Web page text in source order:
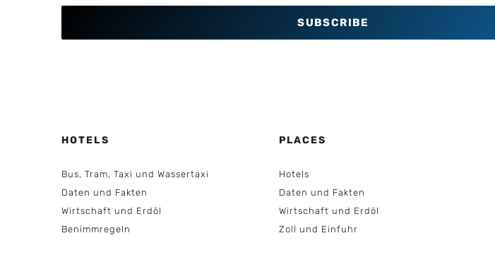
SUBSCRIBE
HOTELS
Bus, Tram, Taxi und Wassertaxi
Daten und Fakten
Wirtschaft und Erdöl
Benimmregeln
PLACES
Hotels
Daten und Fakten
Wirtschaft und Erdöl
Zoll und Einfuhr